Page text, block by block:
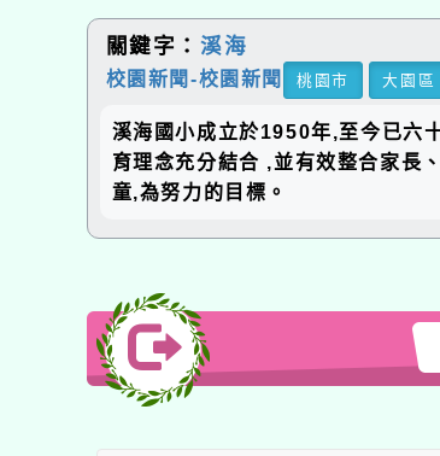
關鍵字： 溪海
校園新聞-校園新聞 桃園市 大園區
溪海國小成立於1950年,至今已六
育理念充分結合 ,並有效整合家長
童,為努力的目標。